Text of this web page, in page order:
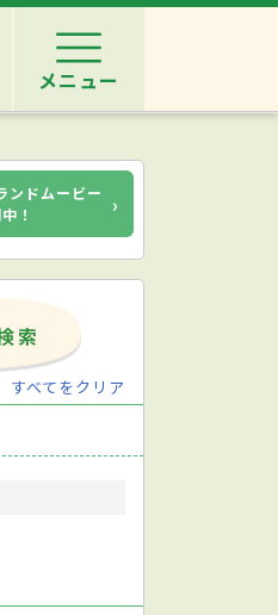
メニュー
ンドムービー
！
›
すべてをクリア